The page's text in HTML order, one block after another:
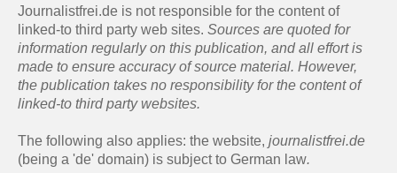
Journalistfrei.de is not responsible for the content of
linked-to third party web sites. Sources are quoted for
information regularly on this publication, and all effort is
made to ensure accuracy of source material. However,
the publication takes no responsibility for the content of
linked-to third party websites.
The following also applies: the website, journalistfrei.de
(being a 'de' domain) is subject to German law.